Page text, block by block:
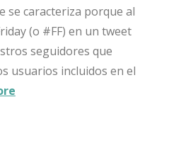
se caracteriza porque al
(o #FF) en un tweet
seguidores que
usuarios incluidos en el